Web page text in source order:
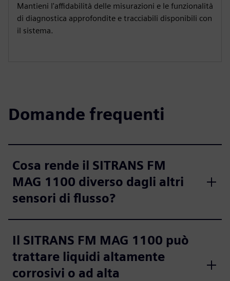
Mantieni l'affidabilità delle misurazioni e le funzionalità
di diagnostica approfondite e tracciabili disponibili con
il sistema.
Domande frequenti
Cosa rende il SITRANS FM
MAG 1100 diverso dagli altri
sensori di flusso?
Il SITRANS FM MAG 1100 può
trattare liquidi altamente
corrosivi o ad alta